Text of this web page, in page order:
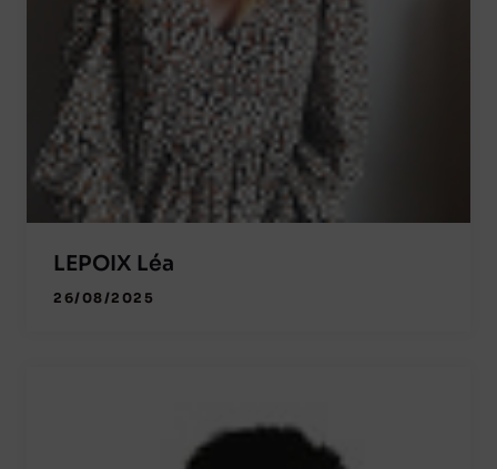
LEPOIX Léa
26/08/2025